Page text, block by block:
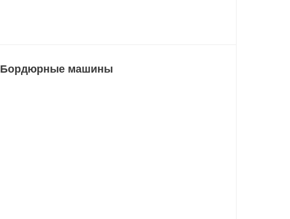
Бордюрные машины